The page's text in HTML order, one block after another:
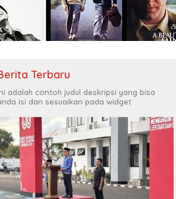
Terbaru
adalah contoh judul deskripsi yang bisa
isi dan sesuaikan pada widget